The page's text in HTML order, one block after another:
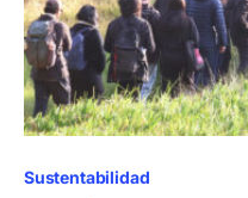
Sustentabilidad